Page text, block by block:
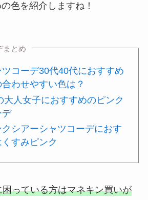
色を紹介しますね！
まとめ
コーデ30代40代におすすめ
わせやすい色は？
大人女子におすすめのピンク
デ
シアーシャツコーデにおす
すみピンク
っている方はマネキン買いが